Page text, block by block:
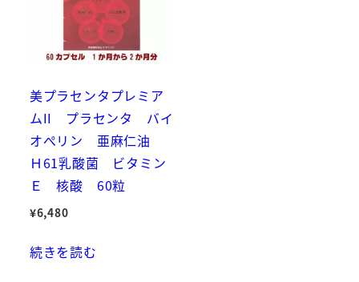
美プラセンタプレミア
ムII プラセンタ バイ
オぺリン 亜麻仁油
Ｈ61乳酸菌 ビタミン
Ｅ 核酸 60粒
¥6,480
続きを読む